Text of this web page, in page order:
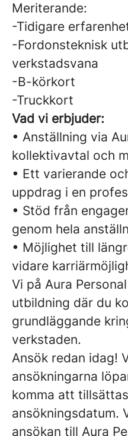
Meriterande:
-Tidigare
-Fordonsteknisk
verkstadsvana
-B-körkort
-Truckkort
Vad vi erbjuder:
• Anställning via
kollektivavtal och
• Ett varierande
uppdrag i en
• Stöd från
genom hela
• Möjlighet till
vidare
Vi på Aura
utbildning där du
grundläggande
verkstaden.
Ansök redan idag!
ansökningarna
komma att
ansökningsdatum.
ansökan till Aura